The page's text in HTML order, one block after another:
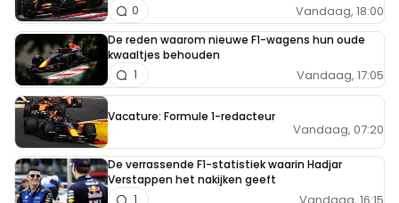
Vandaag, 18:00
0
De reden waarom nieuwe F1-wagens hun oude
kwaaltjes behouden
Vandaag, 17:05
1
Vacature: Formule 1-redacteur
Vandaag, 07:20
De verrassende F1-statistiek waarin Hadjar
Verstappen het nakijken geeft
1